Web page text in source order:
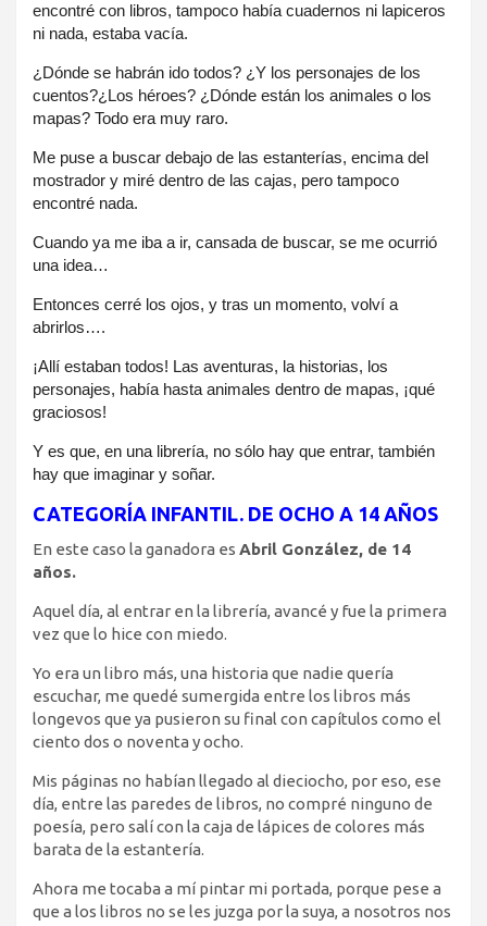
encontré con libros, tampoco había cuadernos ni lapiceros
ni nada, estaba vacía.
¿Dónde se habrán ido todos? ¿Y los personajes de los
cuentos?¿Los héroes? ¿Dónde están los animales o los
mapas? Todo era muy raro.
Me puse a buscar debajo de las estanterías, encima del
mostrador y miré dentro de las cajas, pero tampoco
encontré nada.
Cuando ya me iba a ir, cansada de buscar, se me ocurrió
una idea…
Entonces cerré los ojos, y tras un momento, volví a
abrirlos….
¡Allí estaban todos! Las aventuras, la historias, los
personajes, había hasta animales dentro de mapas, ¡qué
graciosos!
Y es que, en una librería, no sólo hay que entrar, también
hay que imaginar y soñar.
CATEGORÍA INFANTIL. DE OCHO A 14 AÑOS
En este caso la ganadora es Abril González, de 14
años.
Aquel día, al entrar en la librería, avancé y fue la primera
vez que lo hice con miedo.
Yo era un libro más, una historia que nadie quería
escuchar, me quedé sumergida entre los libros más
longevos que ya pusieron su final con capítulos como el
ciento dos o noventa y ocho.
Mis páginas no habían llegado al dieciocho, por eso, ese
día, entre las paredes de libros, no compré ninguno de
poesía, pero salí con la caja de lápices de colores más
barata de la estantería.
Ahora me tocaba a mí pintar mi portada, porque pese a
que a los libros no se les juzga por la suya, a nosotros nos